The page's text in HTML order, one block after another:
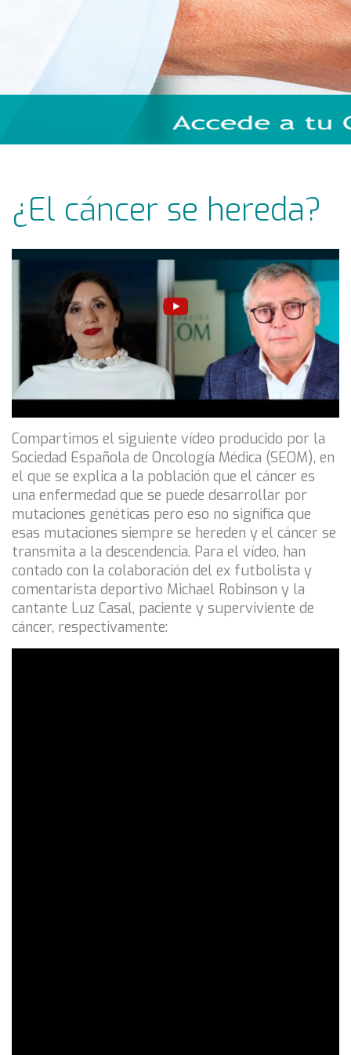
¿El cáncer se hereda?
Compartimos el siguiente vídeo producido por la
Sociedad Española de Oncología Médica (SEOM), en
el que se explica a la población que el cáncer es
una enfermedad que se puede desarrollar por
mutaciones genéticas pero eso no significa que
esas mutaciones siempre se hereden y el cáncer se
transmita a la descendencia. Para el vídeo, han
contado con la colaboración del ex futbolista y
comentarista deportivo Michael Robinson y la
cantante Luz Casal, paciente y superviviente de
cáncer, respectivamente: